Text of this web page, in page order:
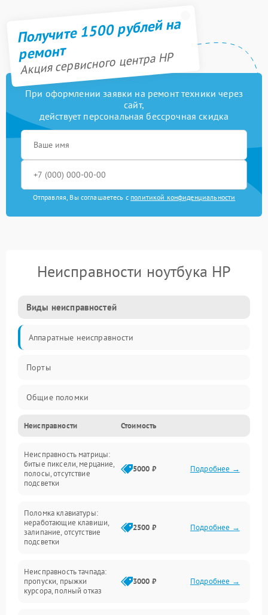
Получите 1500 рублей на
ремонт
Акция сервисного центра HP
При оформлении заявки на ремонт техники через
сайт,
действует персональная бессрочная скидка
Отправляя, Вы соглашаетесь с политикой конфиденциальности
Неисправности ноутбука HP
Виды неисправностей
Аппаратные неисправности
Порты
Общие поломки
Устройства
Программные ошибки
Электрические и системные сбои
Интерфейсные проблемы
Батарея
Сеть и интернет
Неисправности Стоимость
Неисправность матрицы:
битые пиксели, мерцание,
полосы, отсутствие
подсветки
5000 ₽ Подробнее →
Поломка клавиатуры:
неработающие клавиши,
залипание, отсутствие
подсветки
2500 ₽ Подробнее →
Неисправность тачпада:
пропуски, прыжки
курсора, полный отказ
3000 ₽ Подробнее →